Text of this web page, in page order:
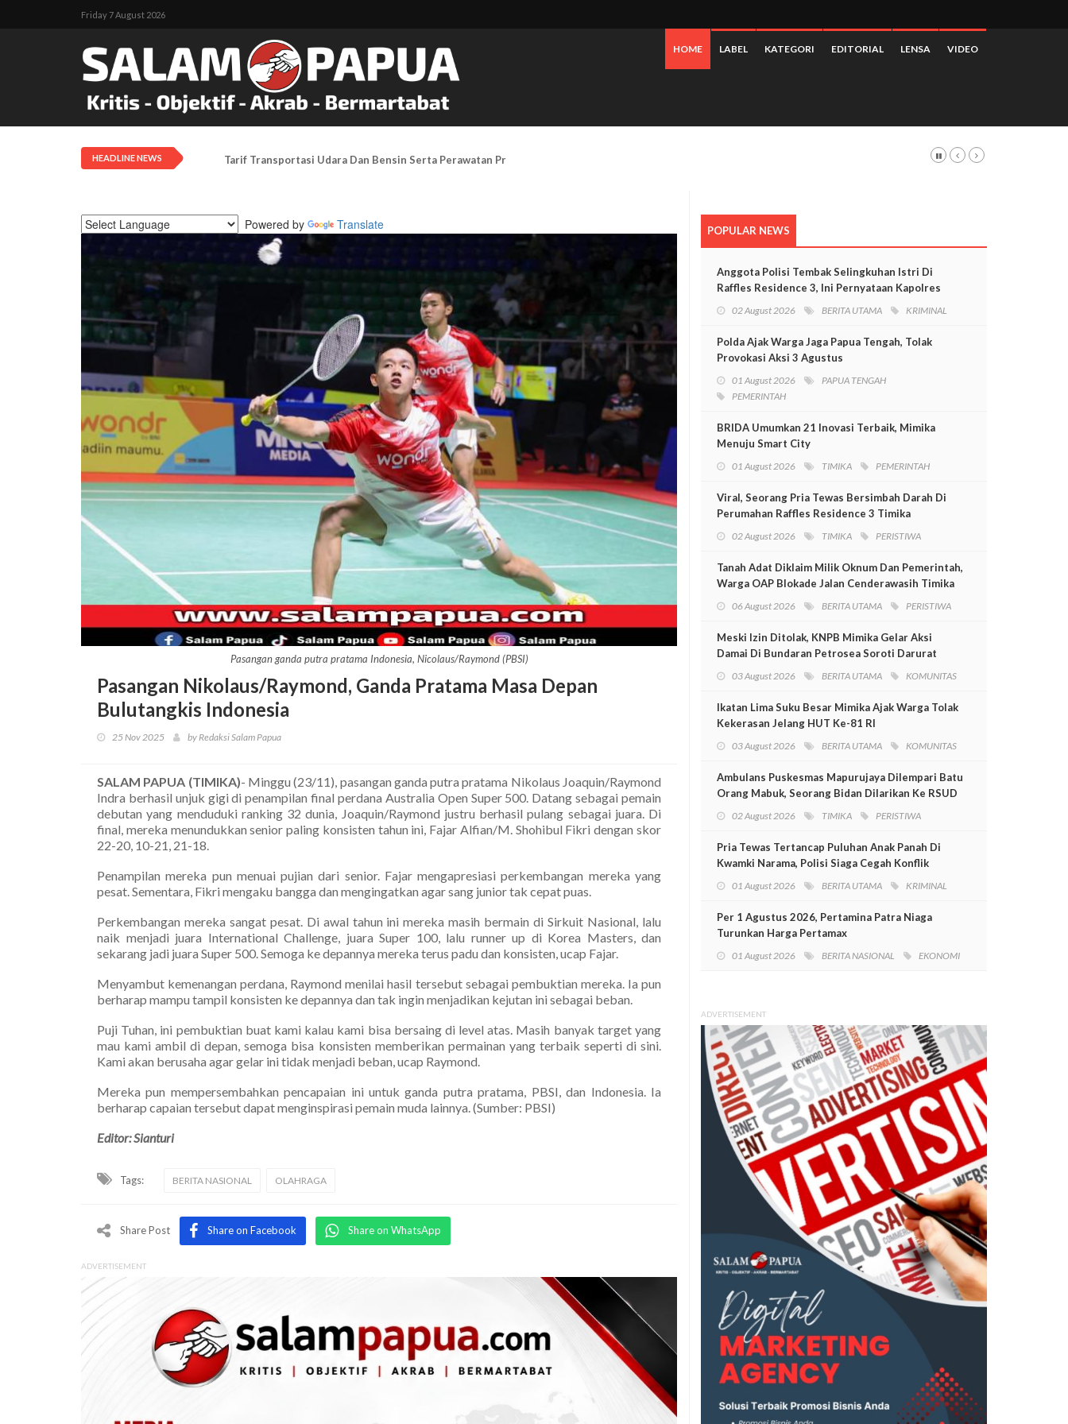
Friday 7 August 2026
HOME LABEL KATEGORI EDITORIAL LENSA VIDEO
HEADLINE NEWS Tarif Transportasi Udara Dan Bensin Serta Perawatan Pribadi Picu Inflasi Timika Hingga Juli 2026 3,28 Persen
Powered by Translate
Pasangan ganda putra pratama Indonesia, Nicolaus/Raymond (PBSI)
Pasangan Nikolaus/Raymond, Ganda Pratama Masa Depan
Bulutangkis Indonesia
25 Nov 2025 by Redaksi Salam Papua
SALAM PAPUA (TIMIKA)- Minggu (23/11), pasangan ganda putra pratama Nikolaus Joaquin/Raymond
Indra berhasil unjuk gigi di penampilan final perdana Australia Open Super 500. Datang sebagai pemain
debutan yang menduduki ranking 32 dunia, Joaquin/Raymond justru berhasil pulang sebagai juara. Di
final, mereka menundukkan senior paling konsisten tahun ini, Fajar Alfian/M. Shohibul Fikri dengan skor
22-20, 10-21, 21-18.
Penampilan mereka pun menuai pujian dari senior. Fajar mengapresiasi perkembangan mereka yang
pesat. Sementara, Fikri mengaku bangga dan mengingatkan agar sang junior tak cepat puas.
Perkembangan mereka sangat pesat. Di awal tahun ini mereka masih bermain di Sirkuit Nasional, lalu
naik menjadi juara International Challenge, juara Super 100, lalu runner up di Korea Masters, dan
sekarang jadi juara Super 500. Semoga ke depannya mereka terus padu dan konsisten, ucap Fajar.
Menyambut kemenangan perdana, Raymond menilai hasil tersebut sebagai pembuktian mereka. Ia pun
berharap mampu tampil konsisten ke depannya dan tak ingin menjadikan kejutan ini sebagai beban.
Puji Tuhan, ini pembuktian buat kami kalau kami bisa bersaing di level atas. Masih banyak target yang
mau kami ambil di depan, semoga bisa konsisten memberikan permainan yang terbaik seperti di sini.
Kami akan berusaha agar gelar ini tidak menjadi beban, ucap Raymond.
Mereka pun mempersembahkan pencapaian ini untuk ganda putra pratama, PBSI, dan Indonesia. Ia
berharap capaian tersebut dapat menginspirasi pemain muda lainnya. (Sumber: PBSI)
Editor: Sianturi
Tags: BERITA NASIONAL OLAHRAGA
Share Post Share on Facebook Share on WhatsApp
ADVERTISEMENT
POPULAR NEWS
Anggota Polisi Tembak Selingkuhan Istri Di
Raffles Residence 3, Ini Pernyataan Kapolres
02 August 2026 BERITA UTAMA KRIMINAL
Polda Ajak Warga Jaga Papua Tengah, Tolak
Provokasi Aksi 3 Agustus
01 August 2026
PAPUA TENGAH
PEMERINTAH
BRIDA Umumkan 21 Inovasi Terbaik, Mimika
Menuju Smart City
01 August 2026 TIMIKA PEMERINTAH
Viral, Seorang Pria Tewas Bersimbah Darah Di
Perumahan Raffles Residence 3 Timika
02 August 2026 TIMIKA PERISTIWA
Tanah Adat Diklaim Milik Oknum Dan Pemerintah,
Warga OAP Blokade Jalan Cenderawasih Timika
06 August 2026 BERITA UTAMA PERISTIWA
Meski Izin Ditolak, KNPB Mimika Gelar Aksi
Damai Di Bundaran Petrosea Soroti Darurat
03 August 2026 BERITA UTAMA KOMUNITAS
Ikatan Lima Suku Besar Mimika Ajak Warga Tolak
Kekerasan Jelang HUT Ke-81 RI
03 August 2026 BERITA UTAMA KOMUNITAS
Ambulans Puskesmas Mapurujaya Dilempari Batu
Orang Mabuk, Seorang Bidan Dilarikan Ke RSUD
02 August 2026 TIMIKA PERISTIWA
Pria Tewas Tertancap Puluhan Anak Panah Di
Kwamki Narama, Polisi Siaga Cegah Konflik
01 August 2026 BERITA UTAMA KRIMINAL
Per 1 Agustus 2026, Pertamina Patra Niaga
Turunkan Harga Pertamax
01 August 2026 BERITA NASIONAL EKONOMI
ADVERTISEMENT